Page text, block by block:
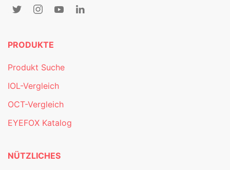
PRODUKTE
Produkt Suche
IOL-Vergleich
OCT-Vergleich
EYEFOX Katalog
NÜTZLICHES